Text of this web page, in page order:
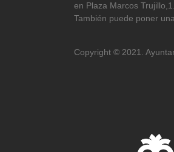
en Plaza Marcos
También puede poner
Copyright © 2021.